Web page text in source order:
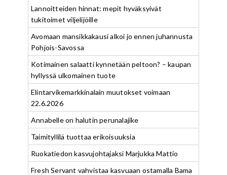
Lannoitteiden hinnat: mepit hyväksyivät
tukitoimet viljelijöille
Avomaan mansikkakausi alkoi jo ennen juhannusta
Pohjois-Savossa
Kotimainen salaatti kynnetään peltoon? – kaupan
hyllyssä ulkomainen tuote
Elintarvikemarkkinalain muutokset voimaan
22.6.2026
Annabelle on halutin perunalajike
Taimityllilä tuottaa erikoisuuksia
Ruokatiedon kasvujohtajaksi Marjukka Mattio
Fresh Servant vahvistaa kasvuaan ostamalla Bama